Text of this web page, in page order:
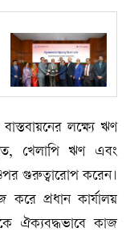
লক্ষ্যে ঋণ
খেলাপি ঋণ এবং
গুরুত্বারোপ করেন।
করে প্রধান কার্যালয়
ঐক্যবদ্ধভাবে কাজ